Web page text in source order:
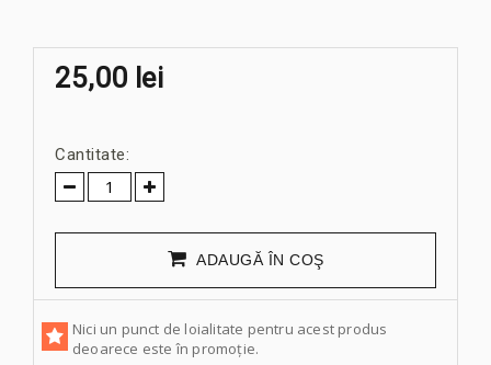
25,00 lei
Cantitate:
ADAUGĂ ÎN COŞ
Nici un punct de loialitate pentru acest produs
deoarece este în promoție.